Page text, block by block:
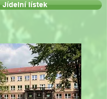
Jídelní lístek